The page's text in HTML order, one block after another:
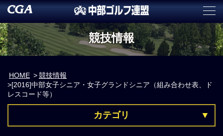
競技情報
HOME
競技情報
[2016]中部女子シニア・女子グランドシニア（組み合わせ表、ド
レスコード等）
カテゴリ